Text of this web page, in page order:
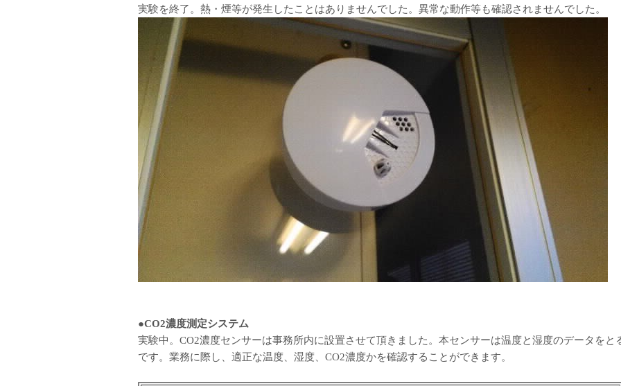
実験を終了。熱・煙等が発生したことはありませんでした。異常な動作等も確認されませんでした。
●CO2濃度測定システム
実験中。CO2濃度センサーは事務所内に設置させて頂きました。本センサーは温度と湿度のデータをと
です。業務に際し、適正な温度、湿度、CO2濃度かを確認することができます。